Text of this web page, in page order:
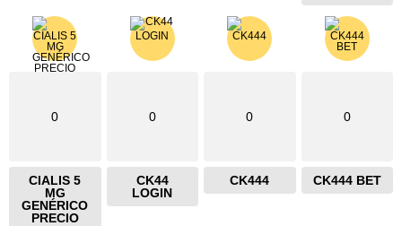
0
CIALIS 5
MG
GENÉRICO
PRECIO
0
CK44
LOGIN
0
CK444
0
CK444 BET